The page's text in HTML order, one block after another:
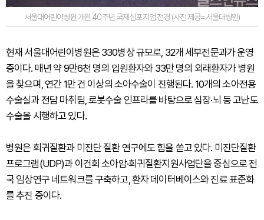
서울대어린이병원 개원 40주년 국제심포지엄 전경 (사진 제공=서울대병원)
현재 서울대어린이병원은 330병상 규모로, 32개 세부전문과가 운영
중이다. 매년 약 9만6천 명의 입원환자와 33만 명의 외래환자가 병원
을 찾으며, 연간 1만 건 이상의 소아수술이 진행된다. 10개의 소아전용
수술실과 전담 마취팀, 로봇수술 인프라를 바탕으로 심장·뇌 등 고난도
수술을 시행하고 있다.
병원은 희귀질환과 미진단 질환 연구에도 힘을 쏟고 있다. 미진단질환
프로그램(UDP)과 이건희 소아암·희귀질환지원사업단을 중심으로 전
국 임상연구 네트워크를 구축하고, 환자 데이터베이스와 진료 표준화
를 추진 중이다.